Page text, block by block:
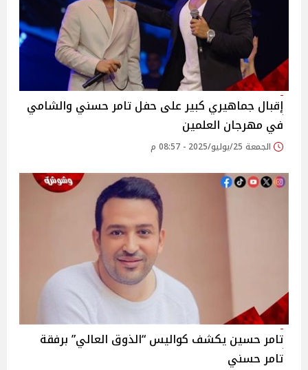
إقبال جماهيري كبير على حفل تامر حسني والشامي
في مهرجان العلمين‎
الجمعة 25/يوليو/2025 - 08:57 م
تامر حسين يكشف كواليس “الذوق العالي” برفقة
تامر حسني